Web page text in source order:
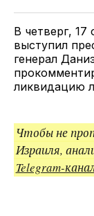
Twitter
В четверг,
выступил
генерал
ликвидацию
Чтобы не
Израиля,
Telegram-